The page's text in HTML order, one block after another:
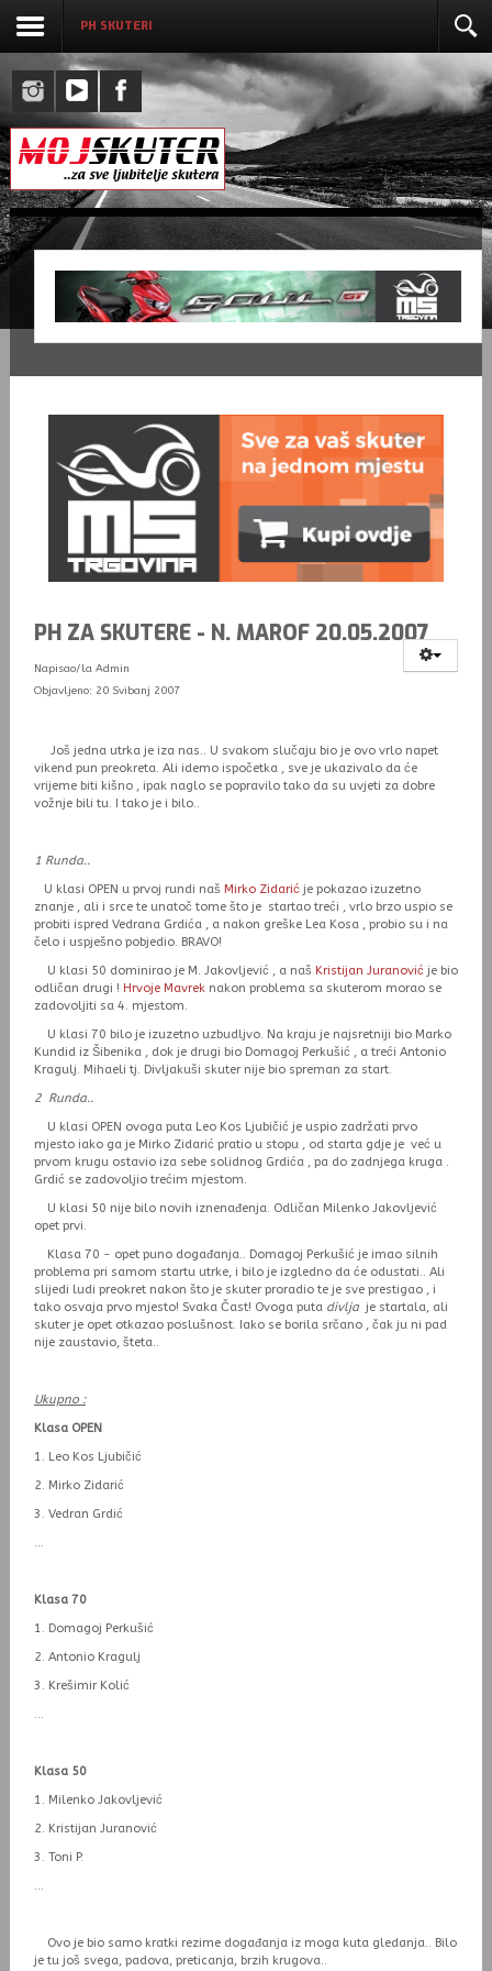
PH SKUTERI
PH ZA SKUTERE - N. MAROF 20.05.2007
Napisao/la Admin
Objavljeno: 20 Svibanj 2007
Još jedna utrka je iza nas.. U svakom slučaju bio je ovo vrlo napet
vikend pun preokreta. Ali idemo ispočetka , sve je ukazivalo da će
vrijeme biti kišno , ipak naglo se popravilo tako da su uvjeti za dobre
vožnje bili tu. I tako je i bilo..
1 Runda..
U klasi OPEN u prvoj rundi naš Mirko Zidarić je pokazao izuzetno
znanje , ali i srce te unatoč tome što je startao treći , vrlo brzo uspio se
probiti ispred Vedrana Grdića , a nakon greške Lea Kosa , probio su i na
čelo i uspješno pobjedio. BRAVO!
U klasi 50 dominirao je M. Jakovljević , a naš Kristijan Juranović je bio
odličan drugi ! Hrvoje Mavreknakon problema sa skuterom morao se
zadovoljiti sa 4. mjestom.
U klasi 70 bilo je izuzetno uzbudljvo. Na kraju je najsretniji bio Marko
Kundid iz Šibenika , dok je drugi bio Domagoj Perkušić , a treći Antonio
Kragulj. Mihaeli tj. Divljakuši skuter nije bio spreman za start.
2 Runda..
U klasi OPEN ovoga puta Leo Kos Ljubičić je uspio zadržati prvo
mjesto iako ga je Mirko Zidarić pratio u stopu , od starta gdje je već u
prvom krugu ostavio iza sebe solidnog Grdića , pa do zadnjega kruga .
Grdić se zadovoljio trećim mjestom.
U klasi 50 nije bilo novih iznenađenja. Odličan Milenko Jakovljević
opet prvi.
Klasa 70 - opet puno događanja.. Domagoj Perkušić je imao silnih
problema pri samom startu utrke, i bilo je izgledno da će odustati.. Ali
slijedi ludi preokret nakon što je skuter proradio te je sve prestigao , i
tako osvaja prvo mjesto! Svaka Čast! Ovoga putadivljaje startala, ali
skuter je opet otkazao poslušnost. Iako se borila srčano , čak ju ni pad
nije zaustavio, šteta..
Ukupno :
Klasa OPEN
1. Leo Kos Ljubičić
2. Mirko Zidarić
3. Vedran Grdić
...
Klasa 70
1. Domagoj Perkušić
2. Antonio Kragulj
3. Krešimir Kolić
...
Klasa 50
1. Milenko Jakovljević
2. Kristijan Juranović
3. Toni P.
...
Ovo je bio samo kratki rezime događanja iz moga kuta gledanja.. Bilo
je tu još svega, padova, preticanja, brzih krugova..